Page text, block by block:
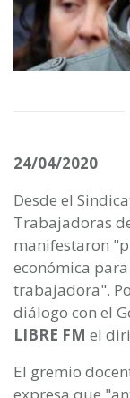
24/04/2020
Desde el
Trabajadoras
manifestaron
económica
trabajadora".
diálogo con el
LIBRE FM el
El gremio
expresa que